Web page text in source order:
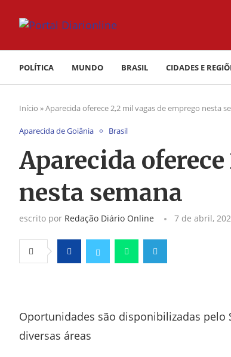
POLÍTICA MUNDO BRASIL CIDADES E
Início »Aparecida oferece 2,2 mil vagas de emprego nesta
Aparecida de Goiânia Brasil
Aparecida
nesta semana
escrito por Redação Diário Online 7 de abril,
Oportunidades são disponibilizadas pelo
diversas áreas